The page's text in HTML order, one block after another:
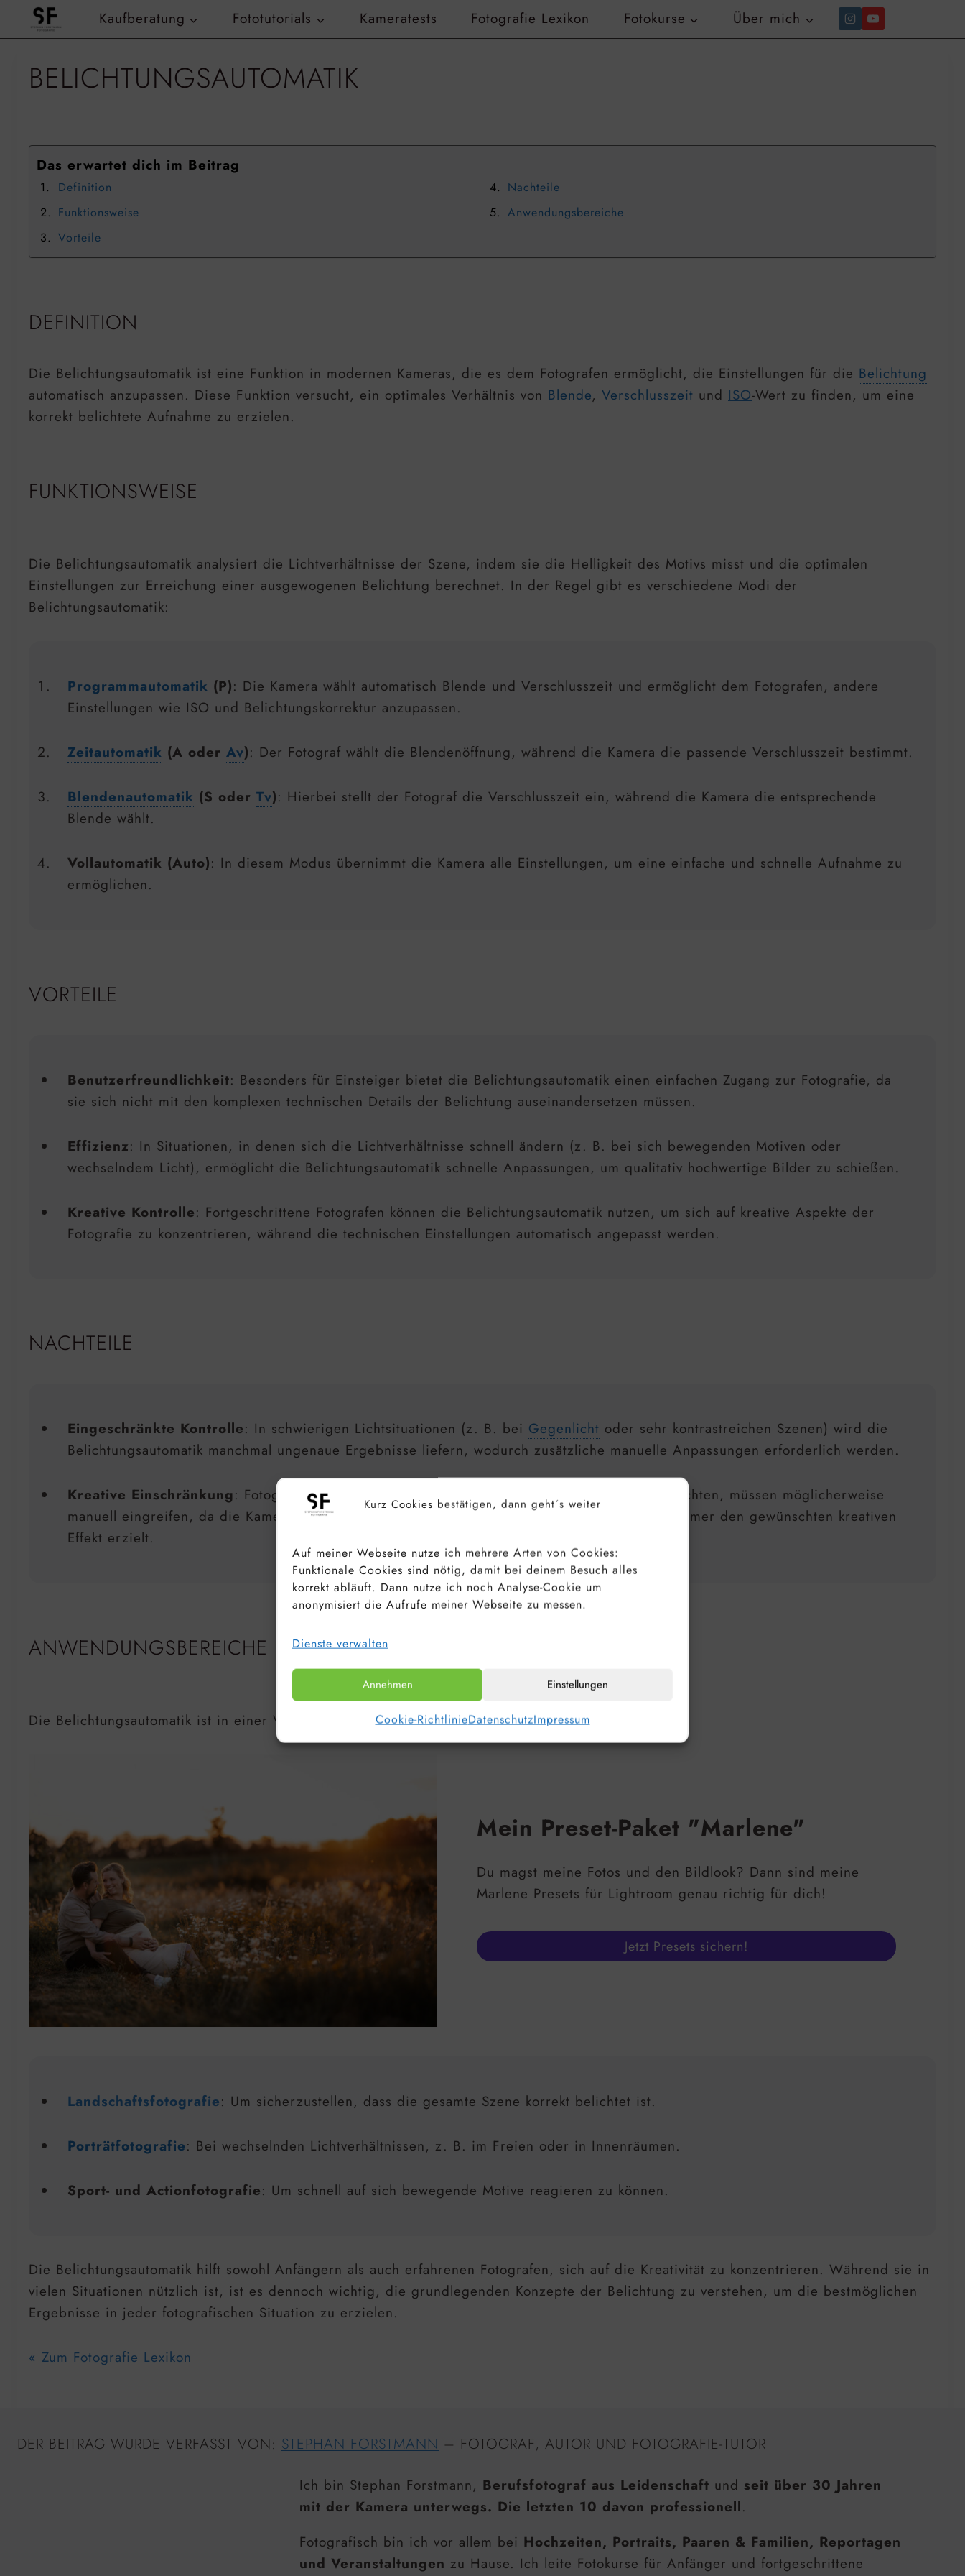
Kurz Cookies bestätigen, dann geht´s weiter
Auf meiner Webseite nutze ich mehrere Arten von Cookies:
Funktionale Cookies sind nötig, damit bei deinem Besuch alles
korrekt abläuft. Dann nutze ich noch Analyse-Cookie um
anonymisiert die Aufrufe meiner Webseite zu messen.
Dienste verwalten
Annehmen Einstellungen
Cookie-RichtlinieDatenschutzImpressum
Kaufberatung Fototutorials Kameratests Fotografie Lexikon Fotokurse Über mich
BELICHTUNGSAUTOMATIK
Das erwartet dich im Beitrag
Definition
Funktionsweise
Vorteile
Nachteile
Anwendungsbereiche
DEFINITION
Die Belichtungsautomatik ist eine Funktion in modernen Kameras, die es dem Fotografen ermöglicht, die Einstellungen für die Belichtung
automatisch anzupassen. Diese Funktion versucht, ein optimales Verhältnis von Blende, Verschlusszeit und ISO-Wert zu finden, um eine
korrekt belichtete Aufnahme zu erzielen.
FUNKTIONSWEISE
Die Belichtungsautomatik analysiert die Lichtverhältnisse der Szene, indem sie die Helligkeit des Motivs misst und die optimalen
Einstellungen zur Erreichung einer ausgewogenen Belichtung berechnet. In der Regel gibt es verschiedene Modi der
Belichtungsautomatik:
Programmautomatik (P): Die Kamera wählt automatisch Blende und Verschlusszeit und ermöglicht dem Fotografen, andere
Einstellungen wie ISO und Belichtungskorrektur anzupassen.
Zeitautomatik (A oder Av): Der Fotograf wählt die Blendenöffnung, während die Kamera die passende Verschlusszeit bestimmt.
Blendenautomatik (S oder Tv): Hierbei stellt der Fotograf die Verschlusszeit ein, während die Kamera die entsprechende
Blende wählt.
Vollautomatik (Auto): In diesem Modus übernimmt die Kamera alle Einstellungen, um eine einfache und schnelle Aufnahme zu
ermöglichen.
VORTEILE
Benutzerfreundlichkeit: Besonders für Einsteiger bietet die Belichtungsautomatik einen einfachen Zugang zur Fotografie, da
sie sich nicht mit den komplexen technischen Details der Belichtung auseinandersetzen müssen.
Effizienz: In Situationen, in denen sich die Lichtverhältnisse schnell ändern (z. B. bei sich bewegenden Motiven oder
wechselndem Licht), ermöglicht die Belichtungsautomatik schnelle Anpassungen, um qualitativ hochwertige Bilder zu schießen.
Kreative Kontrolle: Fortgeschrittene Fotografen können die Belichtungsautomatik nutzen, um sich auf kreative Aspekte der
Fotografie zu konzentrieren, während die technischen Einstellungen automatisch angepasst werden.
NACHTEILE
Eingeschränkte Kontrolle: In schwierigen Lichtsituationen (z. B. bei Gegenlicht oder sehr kontrastreichen Szenen) wird die
Belichtungsautomatik manchmal ungenaue Ergebnisse liefern, wodurch zusätzliche manuelle Anpassungen erforderlich werden.
Kreative Einschränkung: Fotografen, die einen bestimmten künstlerischen Effekt erzielen möchten, müssen möglicherweise
manuell eingreifen, da die Kamera versucht, eine „perfekte“ Belichtung zu finden, die nicht immer den gewünschten kreativen
Effekt erzielt.
ANWENDUNGSBEREICHE
Die Belichtungsautomatik ist in einer Vielzahl von fotografischen Anwendungen nützlich, darunter:
Mein Preset-Paket "Marlene"
Du magst meine Fotos und den Bildlook? Dann sind meine
Marlene Presets für Lightroom genau richtig für dich!
Jetzt Presets sichern!
Landschaftsfotografie: Um sicherzustellen, dass die gesamte Szene korrekt belichtet ist.
Porträtfotografie: Bei wechselnden Lichtverhältnissen, z. B. im Freien oder in Innenräumen.
Sport- und Actionfotografie: Um schnell auf sich bewegende Motive reagieren zu können.
Die Belichtungsautomatik hilft sowohl Anfängern als auch erfahrenen Fotografen, sich auf die Kreativität zu konzentrieren. Während sie in
vielen Situationen nützlich ist, ist es dennoch wichtig, die grundlegenden Konzepte der Belichtung zu verstehen, um die bestmöglichen
Ergebnisse in jeder fotografischen Situation zu erzielen.
« Zum Fotografie Lexikon
DER BEITRAG WURDE VERFASST VON: STEPHAN FORSTMANN – FOTOGRAF, AUTOR UND FOTOGRAFIE-TUTOR
Ich bin Stephan Forstmann, Berufsfotograf aus Leidenschaft und seit über 30 Jahren
mit der Kamera unterwegs. Die letzten 10 davon professionell.
Fotografisch bin ich vor allem bei Hochzeiten, Portraits, Paaren & Familien, Reportagen
und Veranstaltungen zu Hause. Ich leite Fotokurse für Anfänger und fortgeschrittene